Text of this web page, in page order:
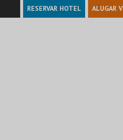
RESERVAR HOTEL ALUGAR